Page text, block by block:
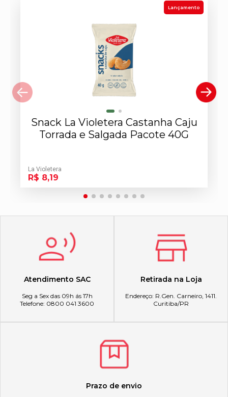
Lançamento
Snack La Violetera Castanha Caju
Torrada e Salgada Pacote 40G
La Violetera
R$ 8,19
Atendimento SAC
Seg a Sex das 09h ás 17h
Telefone: 0800 041 3600
Retirada na Loja
Endereço: R.Gen. Carneiro, 1411.
Curitiba/PR
Prazo de envio